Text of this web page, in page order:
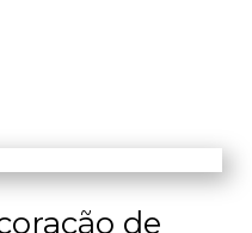
de